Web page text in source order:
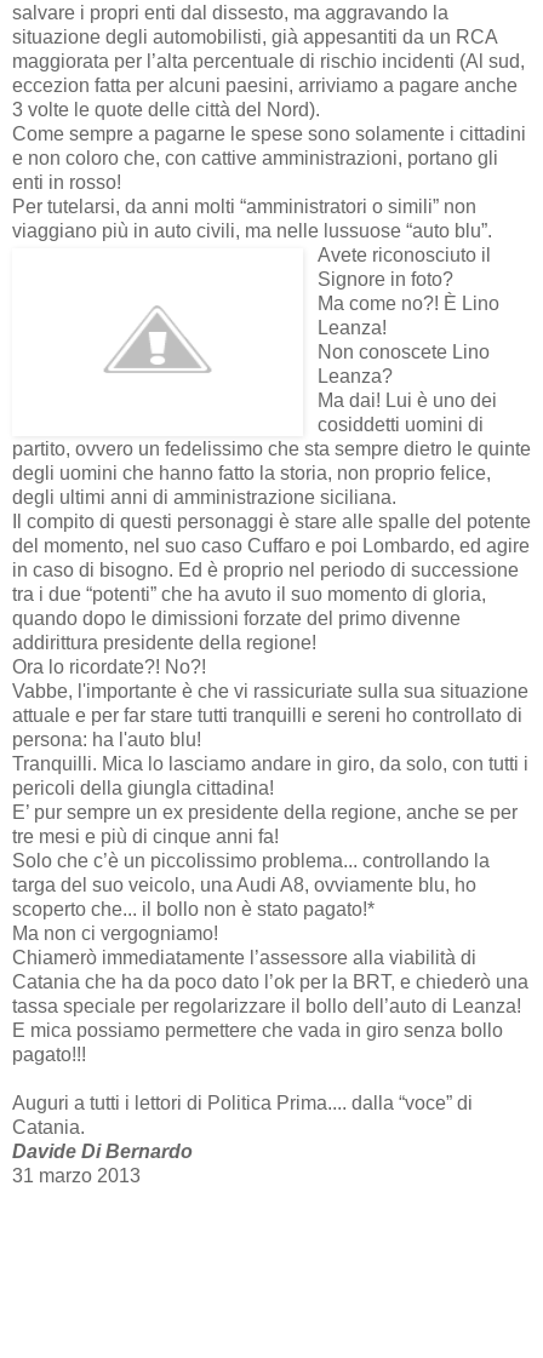
salvare i propri enti dal dissesto, ma aggravando la
situazione degli automobilisti, già appesantiti da un RCA
maggiorata per l’alta percentuale di rischio incidenti (Al sud,
eccezion fatta per alcuni paesini, arriviamo a pagare anche
3 volte le quote delle città del Nord).
Come sempre a pagarne le spese sono solamente i cittadini
e non coloro che, con cattive amministrazioni, portano gli
enti in rosso!
Per tutelarsi, da anni molti “amministratori o simili” non
viaggiano più in auto civili, ma nelle lussuose “auto blu”.
Avete riconosciuto il
Signore in foto?
Ma come no?! È Lino
Leanza!
Non conoscete Lino
Leanza?
Ma dai! Lui è uno dei
cosiddetti uomini di
partito, ovvero un fedelissimo che sta sempre dietro le quinte
degli uomini che hanno fatto la storia, non proprio felice,
degli ultimi anni di amministrazione siciliana.
Il compito di questi personaggi è stare alle spalle del potente
del momento, nel suo caso Cuffaro e poi Lombardo, ed agire
in caso di bisogno. Ed è proprio nel periodo di successione
tra i due “potenti” che ha avuto il suo momento di gloria,
quando dopo le dimissioni forzate del primo divenne
addirittura presidente della regione!
Ora lo ricordate?! No?!
Vabbe, l'importante è che vi rassicuriate sulla sua situazione
attuale e per far stare tutti tranquilli e sereni ho controllato di
persona: ha l'auto blu!
Tranquilli. Mica lo lasciamo andare in giro, da solo, con tutti i
pericoli della giungla cittadina!
E’ pur sempre un ex presidente della regione, anche se per
tre mesi e più di cinque anni fa!
Solo che c’è un piccolissimo problema... controllando la
targa del suo veicolo, una Audi A8, ovviamente blu, ho
scoperto che... il bollo non è stato pagato!*
Ma non ci vergogniamo!
Chiamerò immediatamente l’assessore alla viabilità di
Catania che ha da poco dato l’ok per la BRT, e chiederò una
tassa speciale per regolarizzare il bollo dell’auto di Leanza!
E mica possiamo permettere che vada in giro senza bollo
pagato!!!
Auguri a tutti i lettori di Politica Prima.... dalla “voce” di
Catania.
Davide Di Bernardo
31 marzo 2013